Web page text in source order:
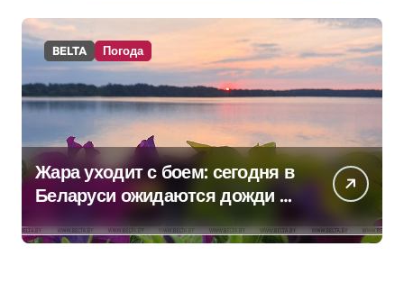
BELTA Погода
Жара уходит с боем: сегодня в
Беларуси ожидаются дожди и
грозы